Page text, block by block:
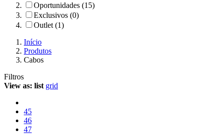
Oportunidades (15)
Exclusivos (0)
Outlet (1)
Início
Produtos
Cabos
Filtros
View as: list grid
45
46
47